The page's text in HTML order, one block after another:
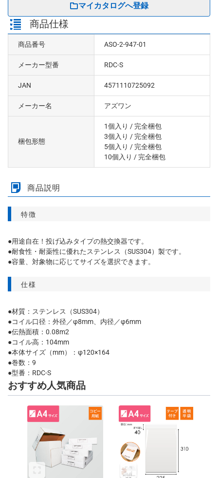
マイカタログへ登録
商品仕様
商品番号 ASO-2-947-01
メーカー型番 RDC-S
JAN 4571110725092
メーカー名 アズワン
梱包形態
1個入り / 完全梱包
3個入り / 完全梱包
5個入り / 完全梱包
10個入り / 完全梱包
商品説明
特徴
●用途自在！投げ込みタイプの熱交換器です。
●耐食性・耐薬性に優れたステンレス（SUS304）製です。
●容量、対象物に応じてサイズを選択できます。
仕様
●材質：ステンレス（SUS304）
●コイル口径：外径／φ8mm、内径／φ6mm
●伝熱面積：0.08m2
●コイル高：104mm
●本体サイズ（mm）：φ120×164
●巻数：9
●型番：RDC-S
おすすめ人気商品